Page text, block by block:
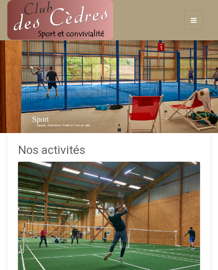
Sport
Squash, Badminton, Padel et Foot en salle
Nos activités